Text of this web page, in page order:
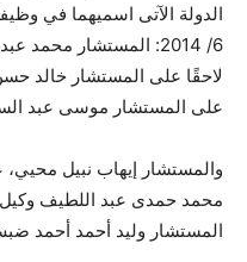
6/ 2014: المستشار
لاحقًا على المستشار خالد
على المستشار موسى عبد
والمستشار إيهاب نبيل
محمد حمدى عبد اللطيف
المستشار وليد أحمد أحمد